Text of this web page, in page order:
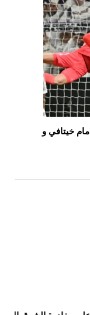
خيتافي و